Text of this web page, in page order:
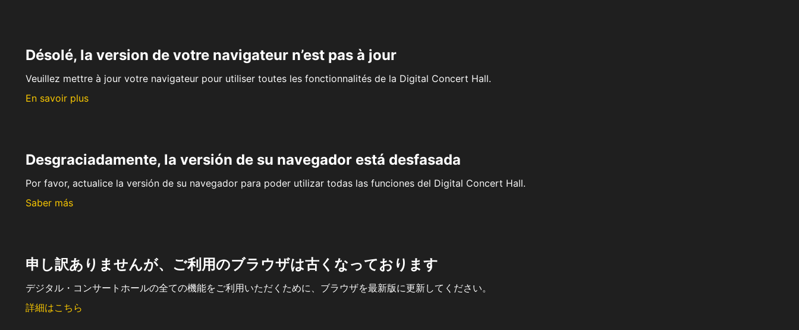
Désolé, la version de votre navigateur n’est pas à jour
Veuillez mettre à jour votre navigateur pour utiliser toutes les fonctionnalités de la Digital Concert Hall.
En savoir plus
Desgraciadamente, la versión de su navegador está desfasada
Por favor, actualice la versión de su navegador para poder utilizar todas las funciones del Digital Concert Hall.
Saber más
申し訳ありませんが、ご利用のブラウザは古くなっております
デジタル・コンサートホールの全ての機能をご利用いただくために、ブラウザを最新版に更新してください。
詳細はこちら